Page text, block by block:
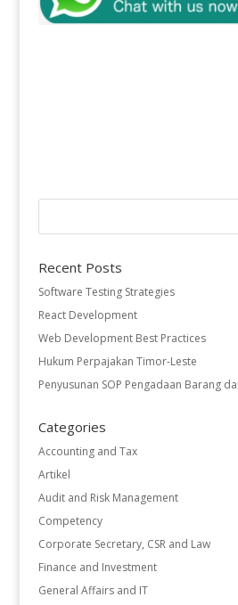
Recent Posts
Software Testing Strategies
React Development
Web Development Best Practices
Hukum Perpajakan Timor-Leste
Penyusunan SOP Pengadaan Barang
Categories
Accounting and Tax
Artikel
Audit and Risk Management
Competency
Corporate Secretary, CSR and Law
Finance and Investment
General Affairs and IT